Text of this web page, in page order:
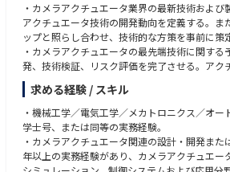
・カメラアクチュエータ業界の最新技術および
アクチュエータ技術の開発動向を定義する。ま
ップと照らし合わせ、技術的な方策を事前に策
・カメラアクチュエータの最先端技術に関する
発、技術検証、リスク評価を完了させる。アク
的強みを拡大し、製品およびプロジェクトの要
・プロジェクトチームと連携し、カメラアクチ
ト計画および体系的な検証計画を策定する。設
工程上の課題を解決し、製品の全体的な品質を
ジェクトを期日通りに完了させ、様々なプロジ
する。
・アクチュエータ／モジュールサプライヤーや
求める経験 / スキル
・機械工学／電気工学／メカトロニクス／オー
学士号、または同等の実務経験。
・カメラアクチュエータ関連の設計・開発また
年以上の実務経験があり、カメラアクチュエー